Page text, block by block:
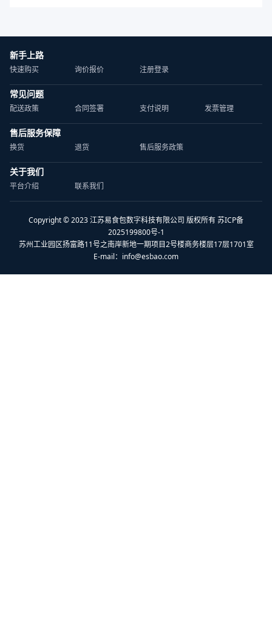
新手上路
快速购买 询价报价 注册登录
常见问题
配送政策 合同签署 支付说明 发票管理
售后服务保障
换货 退货 售后服务政策
关于我们
平台介绍 联系我们
Copyright © 2023 江苏易食包数字科技有限公司 版权所有 苏ICP备
2025199800号-1
苏州工业园区扬富路11号之南岸新地一期项目2号楼商务楼层17层1701室
E-mail： info@esbao.com